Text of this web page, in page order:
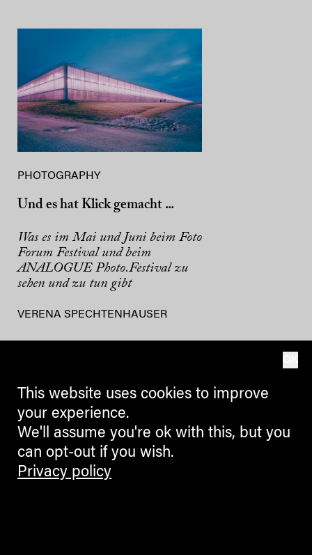
PHOTOGRAPHY
Und es hat Klick gemacht ...
Was es im Mai und Juni beim Foto
Forum Festival und beim
ANALOGUE Photo.Festival zu
sehen und zu tun gibt
VERENA SPECHTENHAUSER
This website uses cookies to improve
your experience.
We'll assume you're ok with this, but you
can opt-out if you wish.
Privacy policy